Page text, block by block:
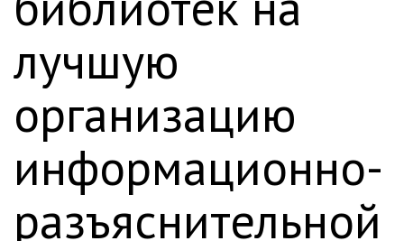
лучшую
организацию
информационно-
разъяснительной